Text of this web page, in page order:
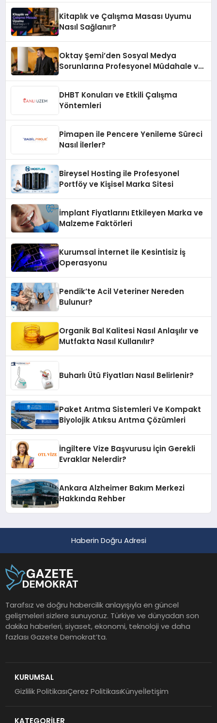
Kitaplık ve Çalışma Masası Uyumu
Nasıl Sağlanır?
Oktay Şemi’den Sosyal Medya
Sorunlarına Profesyonel Müdahale ve
DHBT Konuları ve Etkili Çalışma
Yöntemleri
Pimapen ile Pencere Yenileme Süreci
Nasıl İlerler?
Bireysel Hosting ile Profesyonel
Portföy ve Kişisel Marka Sitesi
İmplant Fiyatlarını Etkileyen Marka ve
Malzeme Faktörleri
Kurumsal İnternet ile Kesintisiz İş
Operasyonu
Pendik’te Acil Veteriner Nereden
Bulunur?
Organik Bal Kalitesi Nasıl Anlaşılır ve
Mutfakta Nasıl Kullanılır?
Buharlı Ütü Fiyatları Nasıl Belirlenir?
Paket Arıtma Sistemleri Ve Kompakt
Biyolojik Atıksu Arıtma Çözümleri
İngiltere Vize Başvurusu İçin Gerekli
Evraklar Nelerdir?
Ankara Alzheimer Bakım Merkezi
Hakkında Rehber
Haberin Doğru Adresi
Tarafsız ve doğru habercilik anlayışıyla en güncel
gelişmeleri sizlere sunuyoruz. Türkiye ve dünyadan son
dakika haberleri, siyaset, ekonomi, teknoloji ve daha
fazlası Gazete Demokrat’ta.
KURUMSAL
Gizlilik PolitikasıÇerez PolitikasıKünyeİletişim
KATEGORİLER